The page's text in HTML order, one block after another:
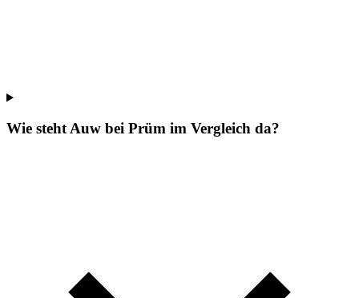
Wie steht Auw bei Prüm im Vergleich da?